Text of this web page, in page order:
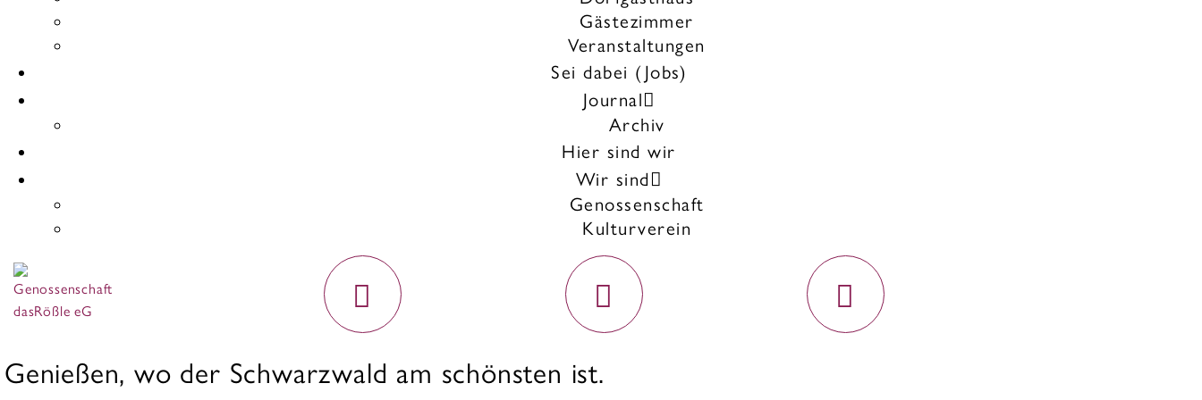
Gästezimmer
Veranstaltungen
Sei dabei (Jobs)
Journal
Archiv
Hier sind wir
Wir sind
Genossenschaft
Kulturverein
Genießen, wo der Schwarzwald am schönsten ist.